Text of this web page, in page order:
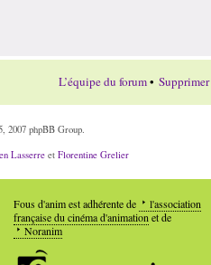
L’équipe du forum•
2007 phpBB Group.
Lasserre etFlorentine Grelier
Fous d'anim est adhérente de
l'association
française du cinéma d'animation et de
Noranim